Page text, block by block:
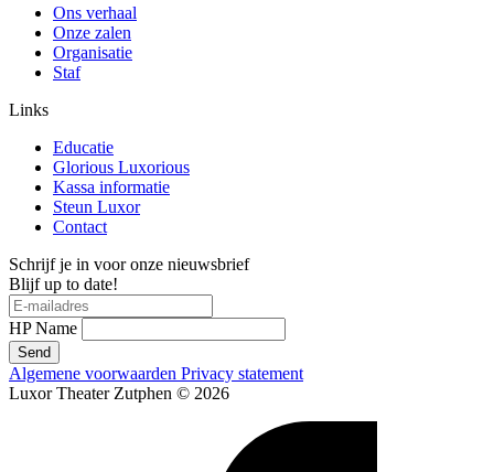
Ons verhaal
Onze zalen
Organisatie
Staf
Links
Educatie
Glorious Luxorious
Kassa informatie
Steun Luxor
Contact
Schrijf je in voor onze nieuwsbrief
Blijf up to date!
HP Name
Send
Algemene voorwaarden Privacy statement
Luxor Theater Zutphen © 2026